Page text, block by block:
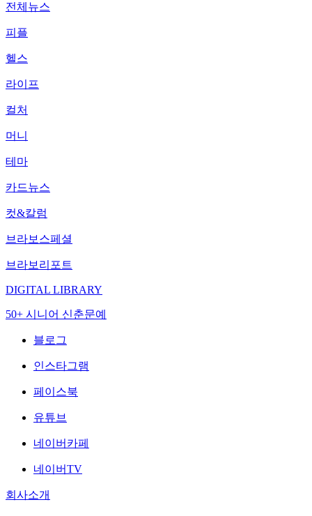
전체뉴스
피플
헬스
라이프
컬처
머니
테마
카드뉴스
컷&칼럼
브라보스페셜
브라보리포트
DIGITAL LIBRARY
50+ 시니어 신춘문예
블로그
인스타그램
페이스북
유튜브
네이버카페
네이버TV
회사소개